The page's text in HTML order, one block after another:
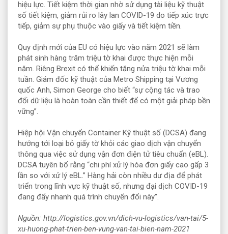
hiệu lực. Tiết kiệm thời gian nhờ sử dụng tài liệu kỹ thuật
số tiết kiệm, giảm rủi ro lây lan COVID-19 do tiếp xúc trực
tiếp, giảm sự phụ thuộc vào giấy và tiết kiệm tiền.
Quy định mới của EU có hiệu lực vào năm 2021 sẽ làm
phát sinh hàng trăm triệu tờ khai được thực hiện mỗi
năm. Riêng Brexit có thể khiến tăng nửa triệu tờ khai mỗi
tuần. Giám đốc kỹ thuật của Metro Shipping tại Vương
quốc Anh, Simon George cho biết “sự cộng tác và trao
đổi dữ liệu là hoàn toàn cần thiết để có một giải pháp bền
vững”.
Hiệp hội Vận chuyển Container Kỹ thuật số (DCSA) đang
hướng tới loại bỏ giấy tờ khỏi các giao dịch vận chuyển
thông qua việc sử dụng vận đơn điện tử tiêu chuẩn (eBL).
DCSA tuyên bố rằng “chi phí xử lý hóa đơn giấy cao gấp 3
lần so với xử lý eBL.” Hàng hải còn nhiều dư địa để phát
triển trong lĩnh vực kỹ thuật số, nhưng đại dịch COVID-19
đang đẩy nhanh quá trình chuyển đổi này”.
Nguồn: http://logistics.gov.vn/dich-vu-logistics/van-tai/5-
xu-huong-phat-trien-ben-vung-van-tai-bien-nam-2021​